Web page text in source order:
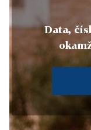
Data,